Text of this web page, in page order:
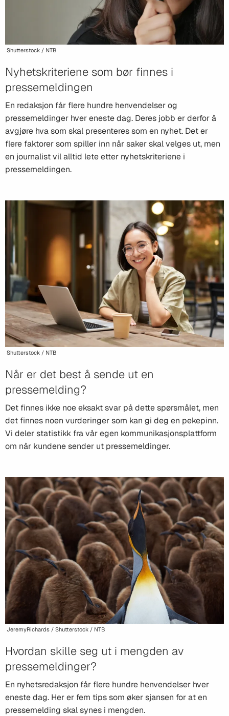
Shutterstock / NTB
Nyhetskriteriene som bør finnes i
pressemeldingen
En redaksjon får flere hundre henvendelser og
pressemeldinger hver eneste dag. Deres jobb er derfor å
avgjøre hva som skal presenteres som en nyhet. Det er
flere faktorer som spiller inn når saker skal velges ut, men
en journalist vil alltid lete etter nyhetskriteriene i
pressemeldingen.
Shutterstock / NTB
Når er det best å sende ut en
pressemelding?
Det finnes ikke noe eksakt svar på dette spørsmålet, men
det finnes noen vurderinger som kan gi deg en pekepinn.
Vi deler statistikk fra vår egen kommunikasjonsplattform
om når kundene sender ut pressemeldinger.
JeremyRichards / Shutterstock / NTB
Hvordan skille seg ut i mengden av
pressemeldinger?
En nyhetsredaksjon får flere hundre henvendelser hver
eneste dag. Her er fem tips som øker sjansen for at en
pressemelding skal synes i mengden.